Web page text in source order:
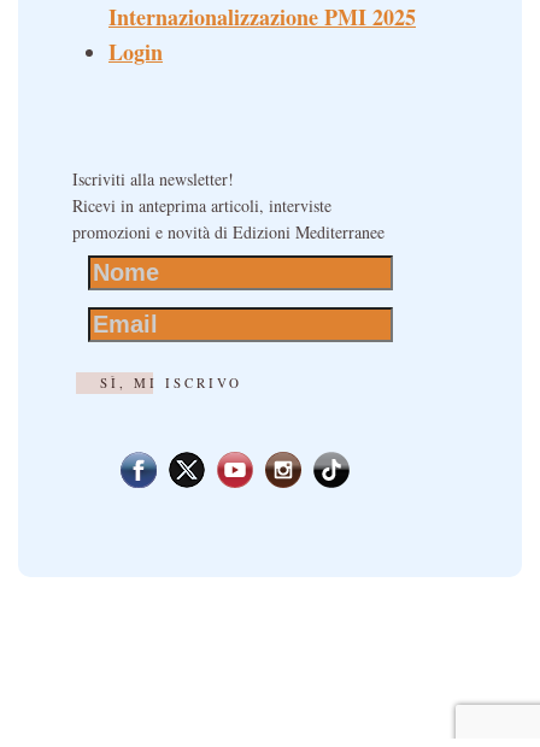
Internazionalizzazione PMI 2025
Login
Iscriviti alla newsletter!
Ricevi in anteprima articoli, interviste
promozioni e novità di Edizioni Mediterranee
SÌ, MI ISCRIVO